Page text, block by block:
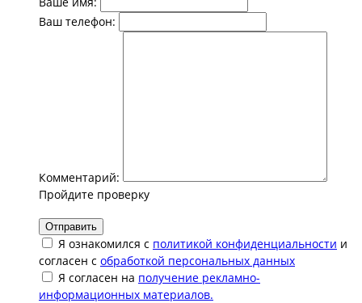
Ваш телефон:
Комментарий:
Пройдите проверку
Отправить
Я ознакомился с политикой конфиденциальности и
согласен с обработкой персональных данных
Я согласен на получение рекламно-
информационных материалов.